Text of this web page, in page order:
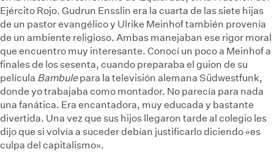
Ejército Rojo. Gudrun Ensslin era la cuarta de las siete hijas
de un pastor evangélico y Ulrike Meinhof también provenía
de un ambiente religioso. Ambas manejaban ese rigor moral
que encuentro muy interesante. Conocí un poco a Meinhof a
finales de los sesenta, cuando preparaba el guion de su
película Bambulepara la televisión alemana Südwestfunk,
donde yo trabajaba como montador. No parecía para nada
una fanática. Era encantadora, muy educada y bastante
divertida. Una vez que sus hijos llegaron tarde al colegio les
dijo que si volvía a suceder debían justificarlo diciendo «es
culpa del capitalismo».